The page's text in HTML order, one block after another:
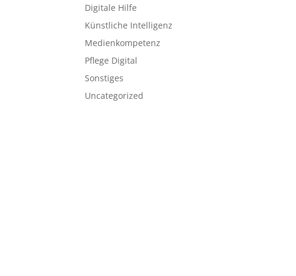
Digitale Hilfe
Künstliche Intelligenz
Medienkompetenz
Pflege Digital
Sonstiges
Uncategorized